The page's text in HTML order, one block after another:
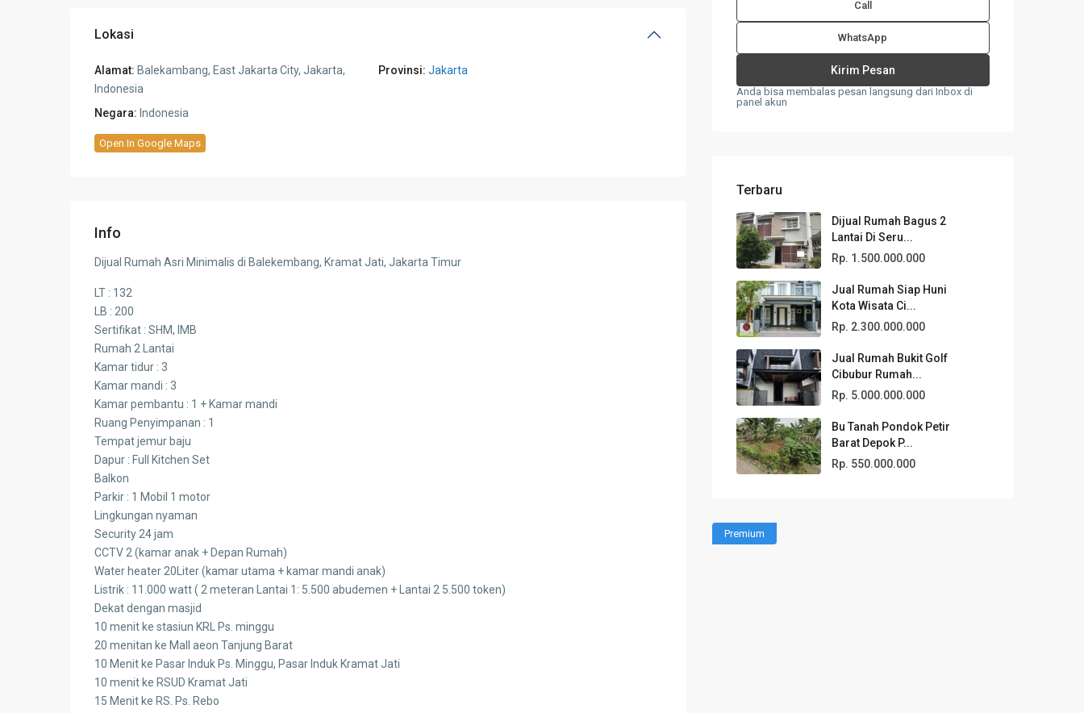
Lokasi
Alamat: Balekambang, East Jakarta City, Jakarta,
Indonesia
Provinsi: Jakarta
Negara: Indonesia
Open In Google Maps
Info
Dijual Rumah Asri Minimalis di Balekembang, Kramat Jati, Jakarta Timur
LT : 132
LB : 200
Sertifikat : SHM, IMB
Rumah 2 Lantai
Kamar tidur : 3
Kamar mandi : 3
Kamar pembantu : 1 + Kamar mandi
Ruang Penyimpanan : 1
Tempat jemur baju
Dapur : Full Kitchen Set
Balkon
Parkir : 1 Mobil 1 motor
Lingkungan nyaman
Security 24 jam
CCTV 2 (kamar anak + Depan Rumah)
Water heater 20Liter (kamar utama + kamar mandi anak)
Listrik : 11.000 watt ( 2 meteran Lantai 1: 5.500 abudemen + Lantai 2 5.500 token)
Dekat dengan masjid
10 menit ke stasiun KRL Ps. minggu
20 menitan ke Mall aeon Tanjung Barat
10 Menit ke Pasar Induk Ps. Minggu, Pasar Induk Kramat Jati
10 menit ke RSUD Kramat Jati
15 Menit ke RS. Ps. Rebo
Call
WhatsApp
Anda bisa membalas pesan langsung dari Inbox di
panel akun
Terbaru
Dijual Rumah Bagus 2
Lantai Di Seru...
Rp. 1.500.000.000
Jual Rumah Siap Huni
Kota Wisata Ci...
Rp. 2.300.000.000
Jual Rumah Bukit Golf
Cibubur Rumah...
Rp. 5.000.000.000
Bu Tanah Pondok Petir
Barat Depok P...
Rp. 550.000.000
Premium